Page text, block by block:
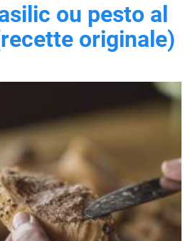
ou pesto al
originale)